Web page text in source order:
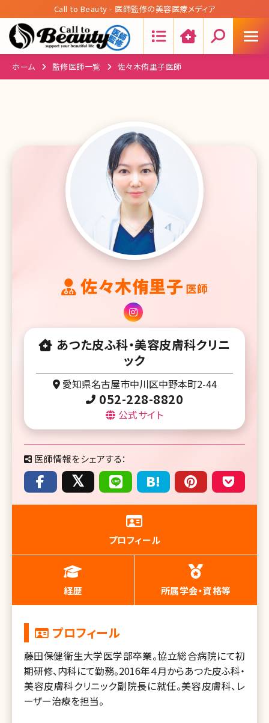
Call to Beauty - 医師監修の美容医療メディア
ホーム 監修医師一覧 佐々木侑里子医師
佐々木侑里子 医師
あつた皮ふ科・美容皮膚科クリニ
ック
愛知県名古屋市中川区中野本町2-44
052-228-8820
公式サイト
医師情報をシェアする：
プロフィール
経歴 所属学会・資格等
プロフィール
藤田保健衛生大学医学部卒業。協立総合病院にて初
期研修、内科にて勤務。2016年４月からあつた皮ふ科・
美容皮膚科クリニック副院長に就任。美容皮膚科、レ
ーザー治療を担当。